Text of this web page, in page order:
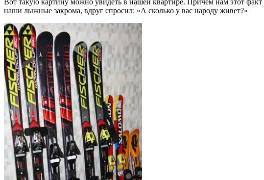
наши лыжные закрома, вдруг спросил: «А сколько у вас народу живет?»